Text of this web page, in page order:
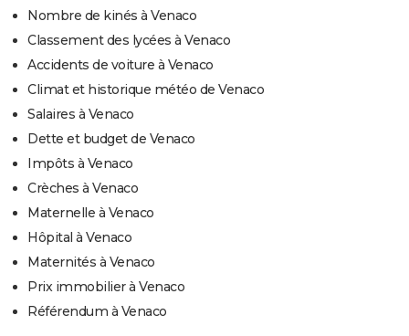
Nombre de kinés à Venaco
Classement des lycées à Venaco
Accidents de voiture à Venaco
Climat et historique météo de Venaco
Salaires à Venaco
Dette et budget de Venaco
Impôts à Venaco
Crèches à Venaco
Maternelle à Venaco
Hôpital à Venaco
Maternités à Venaco
Prix immobilier à Venaco
Référendum à Venaco